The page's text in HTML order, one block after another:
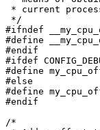
* current
*/
#ifndef
#define
#endif
#ifdef
#define
#else
#define
#endif
/*